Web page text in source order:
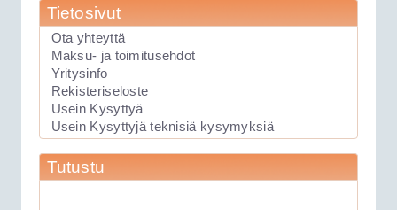
Laite soveltuu KAIKK...
Keskuslukituksen kauko-ohjauslaite
Tietosivut
Ota yhteyttä
Maksu- ja toimitusehdot
Yritysinfo
Rekisteriseloste
Usein Kysyttyä
Usein Kysyttyjä teknisiä kysymyksiä
Tutustu